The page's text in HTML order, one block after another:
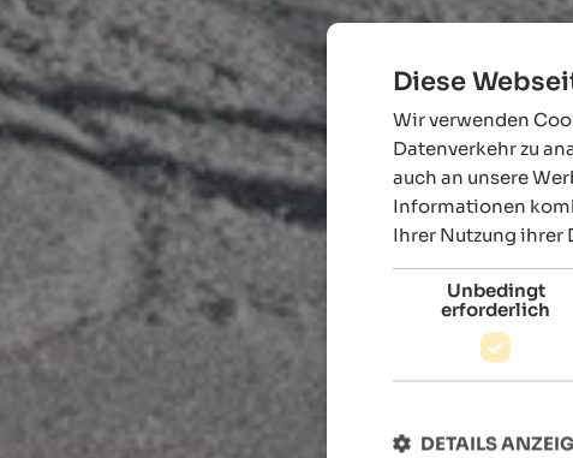
Diese
Wir verwenden
Datenverkehr zu
auch an unsere
Informationen
Ihrer Nutzung ihrer
Unbedingt
erforderlich
DETAILS